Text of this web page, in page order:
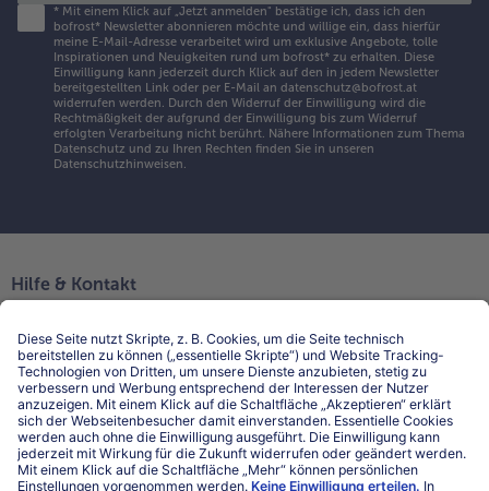
* Mit einem Klick auf „Jetzt anmelden" bestätige ich, dass ich den
bofrost* Newsletter abonnieren möchte und willige ein, dass hierfür
meine E-Mail-Adresse verarbeitet wird um exklusive Angebote, tolle
Inspirationen und Neuigkeiten rund um bofrost* zu erhalten. Diese
Einwilligung kann jederzeit durch Klick auf den in jedem Newsletter
bereitgestellten Link oder per E-Mail an datenschutz@bofrost.at
widerrufen werden. Durch den Widerruf der Einwilligung wird die
Rechtmäßigkeit der aufgrund der Einwilligung bis zum Widerruf
erfolgten Verarbeitung nicht berührt. Nähere Informationen zum Thema
Datenschutz und zu Ihren Rechten finden Sie in unseren
Datenschutzhinweisen.
Hilfe & Kontakt
Kontakt
FAQ
Service